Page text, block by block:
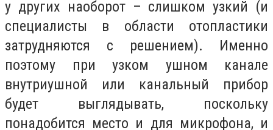
у других наоборот – слишком узкий (и
специалисты в области отопластики
затрудняются с решением). Именно
поэтому при узком ушном канале
внутриушной или канальный прибор
будет выглядывать, поскольку
понадобится место и для микрофона, и